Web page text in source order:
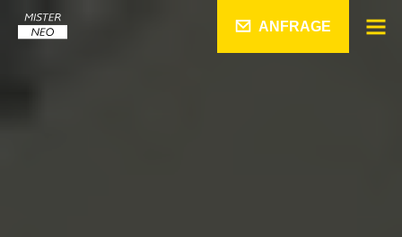
ANFRAGE